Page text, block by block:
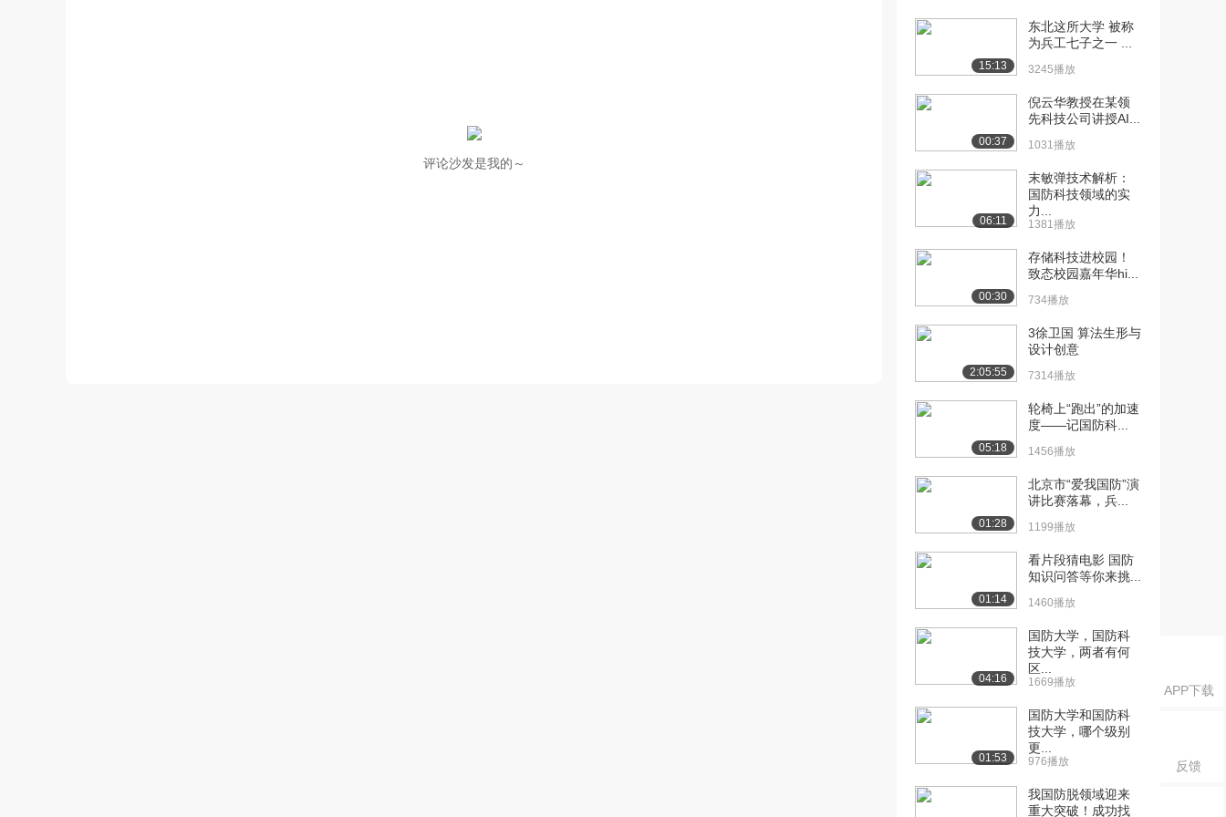
APP下载
反馈
评论沙发是我的～
[10] 国防科技大学公开
课：随机误差印子-...
06:47
[11] 国防科技大学公开
09:18
[12] 国防科技大学公开
课：算数平均值的高...
05:40
[13] 国防科技大学公开
课：测量的不确定度...
03:01
[14] 国防科技大学公开
课：测量的A类不确...
课：测量的B类不确...
课：测量结果的表达...
课：测量的有效数字
[18] 国防科技大学公开
课：常用数据处理方...
[19] 国防科技大学公开
课：常用数据处理方...
3815播放
[20] 国防科技大学公开
3541播放
15:13
东北这所大学 被称
为兵工七子之一 ...
3245播放
00:37
倪云华教授在某领
先科技公司讲授AI...
1031播放
06:11
末敏弹技术解析：
国防科技领域的实
力...
1381播放
00:30
存储科技进校园！
致态校园嘉年华hi...
734播放
2:05:55
3徐卫国 算法生形与
设计创意
7314播放
05:18
轮椅上“跑出”的加速
度——记国防科...
1456播放
01:28
北京市“爱我国防”演
讲比赛落幕，兵...
1199播放
01:14
看片段猜电影 国防
知识问答等你来挑...
1460播放
04:16
国防大学，国防科
技大学，两者有何
区...
1669播放
01:53
国防大学和国防科
技大学，哪个级别
更...
976播放
我国防脱领域迎来
重大突破！成功找